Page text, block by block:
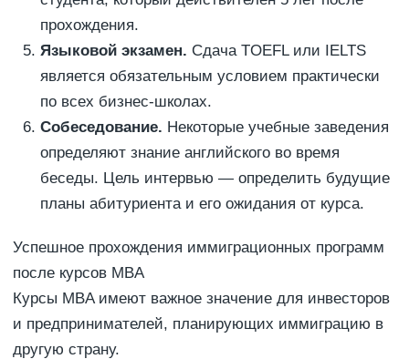
прохождения.
Языковой экзамен. Сдача TOEFL или IELTS
является обязательным условием практически
по всех бизнес-школах.
Собеседование. Некоторые учебные заведения
определяют знание английского во время
беседы. Цель интервью — определить будущие
планы абитуриента и его ожидания от курса.
Успешное прохождения иммиграционных программ
после курсов MBA
Курсы MBA имеют важное значение для инвесторов
и предпринимателей, планирующих иммиграцию в
другую страну.